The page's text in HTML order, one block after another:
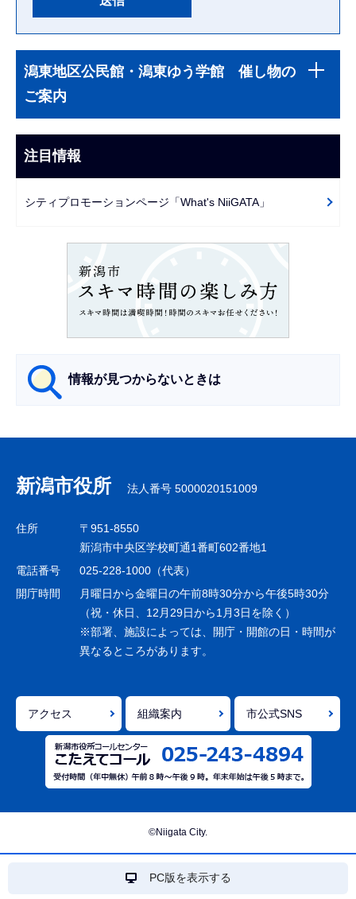
文
こ
ま
で
サ
ブ
ナ
ゲ
潟東地区公民館・潟東ゆう学館 催し物の
ご案内
注目情報
シティプロモーションページ「What's NiiGATA」
情報が見つからないときは
ナ
ビ
ゲ
シ
ョ
で
新潟市役所 法人番号 5000020151009
住所
〒951-8550
新潟市中央区学校町通1番町602番地1
電話番号
025-228-1000（代表）
開庁時間
月曜日から金曜日の午前8時30分から午後5時30分
（祝・休日、12月29日から1月3日を除く）
※部署、施設によっては、開庁・開館の日・時間が
異なるところがあります。
アクセス 組織案内 市公式SNS
©Niigata City.
PC版を表示する